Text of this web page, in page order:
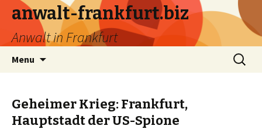
anwalt-frankfurt.biz
Anwalt in Frankfurt
Menu
Search
for:
Geheimer Krieg: Frankfurt,
Hauptstadt der US-Spione